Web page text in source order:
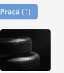
Praca (1)